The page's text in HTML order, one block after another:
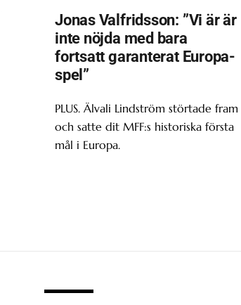
Jonas Valfridsson: ”Vi är är
inte nöjda med bara
fortsatt garanterat Europa-
spel”
PLUS. Älvali Lindström störtade fram
och satte dit MFF:s historiska första
mål i Europa.